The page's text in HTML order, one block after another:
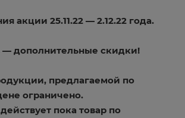
акции 25.11.22 — 2.12.22 года.
— дополнительные скидки!
предлагаемой по
ограничено.
пока товар по